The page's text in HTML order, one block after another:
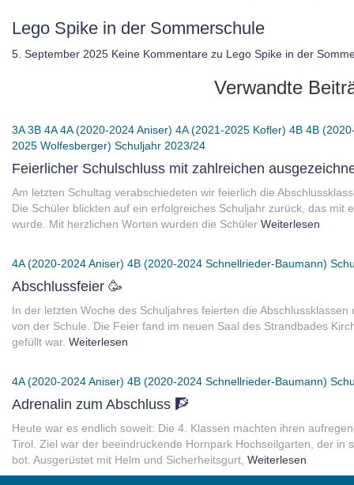
Lego Spike in der Sommerschule
5. September 2025 Keine Kommentare zu Lego Spike in der
Verwandte
3A 3B 4A 4A (2020-2024 Aniser) 4A (2021-2025 Kofler) 4B 4B
2025 Wolfesberger) Schuljahr 2023/24
Feierlicher Schulschluss mit zahlreichen
Am letzten Schultag verabschiedeten wir feierlich die
Die Schüler blickten auf ein erfolgreiches Schuljahr zurück, das mit
wurde. Mit herzlichen Worten wurden die Schüler Weiterlesen
4A (2020-2024 Aniser) 4B (2020-2024 Schnellrieder-Baumann)
Abschlussfeier 🥳
In der letzten Woche des Schuljahres feierten die
von der Schule. Die Feier fand im neuen Saal des Strandbades
gefüllt war. Weiterlesen
4A (2020-2024 Aniser) 4B (2020-2024 Schnellrieder-Baumann)
Adrenalin zum Abschluss 🧗
Heute war es endlich soweit: Die 4. Klassen machten ihren
Tirol. Ziel war der beeindruckende Hornpark Hochseilgarten, der in
bot. Ausgerüstet mit Helm und Sicherheitsgurt, Weiterlesen